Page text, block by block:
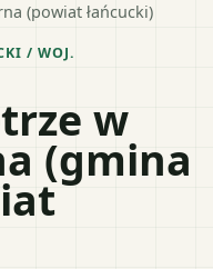
(powiat łańcucki)
/ WOJ.
w
(gmina